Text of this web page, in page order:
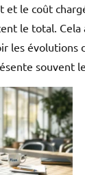
et le coût
le total. Cela
les évolutions
souvent